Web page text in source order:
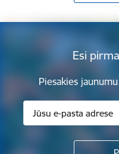
Esi
Piesakies